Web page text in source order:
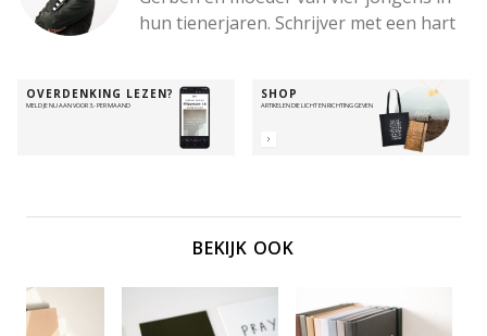
hun tienerjaren. Schrijver met een hart
gesprekken – en voor wandelingen in
de bergen. Altijd onderweg met de
Betrouwbare, om Zijn hart zichtbaar te
OVERDENKING LEZEN?
MELD JE NU AAN VOOR 3,- PER MAAND
SHOP
ARTIKELEN DIE LICHT EN RICHTING GEVEN
BEKIJK OOK